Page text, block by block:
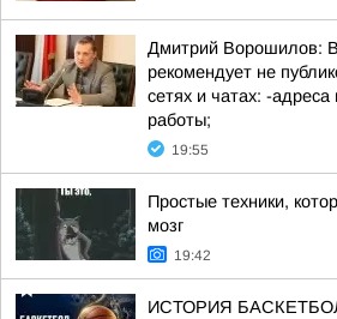
Дмитрий Ворошилов:
рекомендует не
сетях и чатах: -
работы;
19:55
Простые техники,
мозг
19:42
ИСТОРИЯ